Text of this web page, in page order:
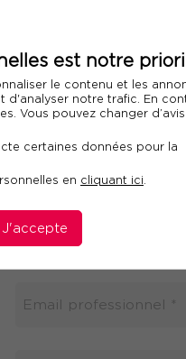
est notre
le contenu et les
d'analyser notre trafic. En
Vous pouvez changer
certaines données pour la
en cliquant ici.
J'accepte
Information sur le